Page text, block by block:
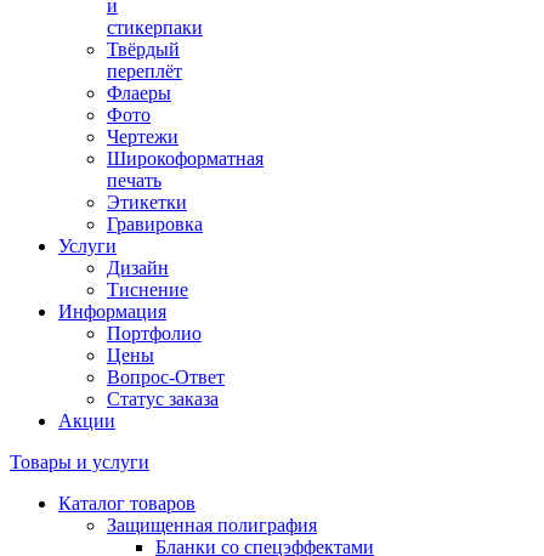
и
стикерпаки
Твёрдый
переплёт
Флаеры
Фото
Чертежи
Широкоформатная
печать
Этикетки
Гравировка
Услуги
Дизайн
Тиснение
Информация
Портфолио
Цены
Вопрос-Ответ
Статус заказа
Акции
Товары и услуги
Каталог товаров
Защищенная полиграфия
Бланки со спецэффектами